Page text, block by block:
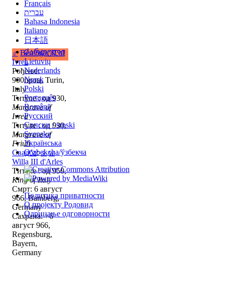
♂ Berengar II of
Ivrea
Рођење:
900проц, Turin,
Italy
Титуле : од 930,
Margrave of
Ivrea
Титуле : од 930,
Margrave of
Friuli
Свадба:♀ w
Willa III d'Arles
Титуле : од 950,
King of Italy
Смрт: 6 август
966, Bamberg,
Germany
Сахрана: >6
август 966,
Regensburg,
Bayern,
Germany
Français
עברית
Bahasa Indonesia
Italiano
日本語
Ქართული
Lietuvių
Nederlands
Norsk
Polski
Português
Română
Русский
Српски / srpski
Svenska
Українська
Oʻzbekcha/ўзбекча
Политика приватности
О пројекту Родовид
Одрицање одговорности